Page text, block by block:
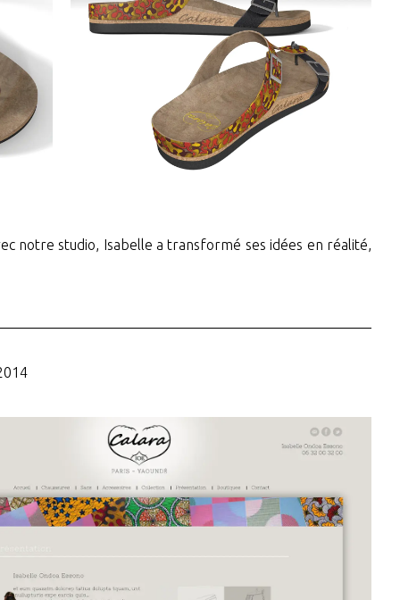
notre studio, Isabelle a transformé ses idées en réalité,